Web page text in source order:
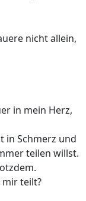
nicht allein,
in mein Herz,
in Schmerz und
teilen willst.
mir teilt?